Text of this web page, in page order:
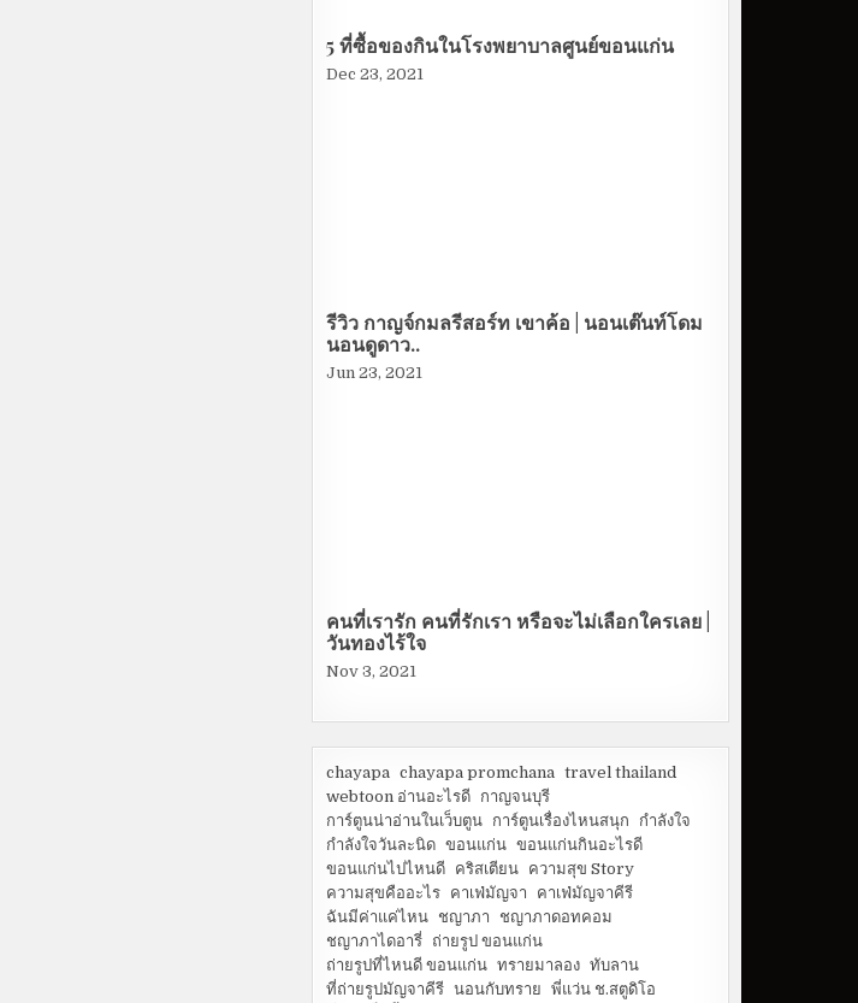
5 ที่ซื้อของกินในโรงพยาบาลศูนย์ขอนแก่น
Dec 23, 2021
รีวิว กาญจ์กมลรีสอร์ท เขาค้อ | นอนเต๊นท์โดม
นอนดูดาว..
Jun 23, 2021
คนที่เรารัก คนที่รักเรา หรือจะไม่เลือกใครเลย |
วันทองไร้ใจ
Nov 3, 2021
chayapa chayapa promchana travel thailand
webtoon อ่านอะไรดี
กาญจนบุรี
การ์ตูนน่าอ่านในเว็บตูน
การ์ตูนเรื่องไหนสนุก
กำลังใจ
กำลังใจวันละนิด ขอนแก่น ขอนแก่นกินอะไรดี
ขอนแก่นไปไหนดี
คริสเตียน
ความสุข Story
ความสุขคืออะไร
คาเฟ่มัญจา
คาเฟ่มัญจาคีรี
ฉันมีค่าแค่ไหน
ชญาภา
ชญาภาดอทคอม
ชญาภาไดอารี่
ถ่ายรูป ขอนแก่น
ถ่ายรูปที่ไหนดี ขอนแก่น ทรายมาลอง ทับลาน
ที่ถ่ายรูปมัญจาคีรี นอนกับทราย พี่แว่น ช.สตูดิโอ